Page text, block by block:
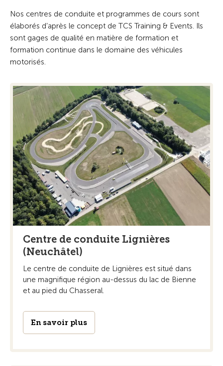
Nos centres de conduite et programmes de cours sont
élaborés d’après le concept de TCS Training & Events. Ils
sont gages de qualité en matière de formation et
formation continue dans le domaine des véhicules
motorisés.
Centre de conduite Lignières
(Neuchâtel)
Le centre de conduite de Lignières est situé dans
une magnifique région au-dessus du lac de Bienne
et au pied du Chasseral.
En savoir plus